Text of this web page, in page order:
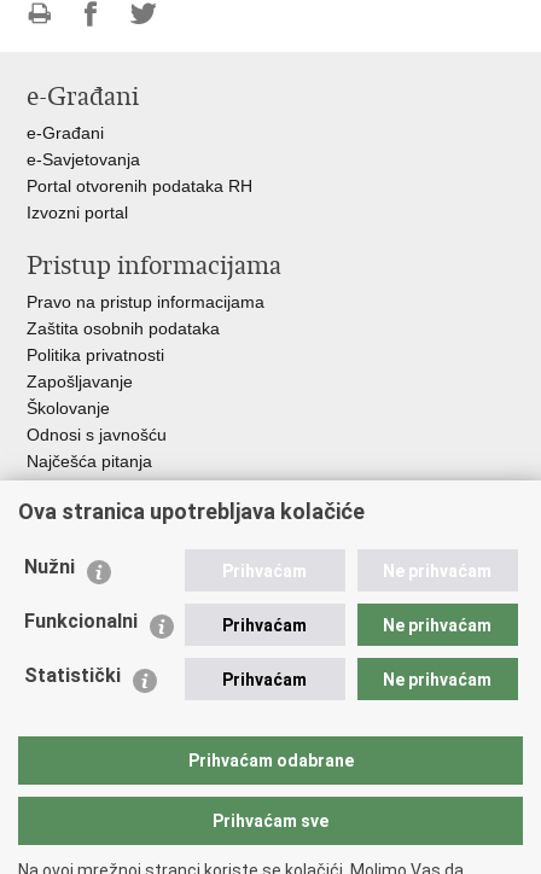
FacebookuTwitteru
e-Građani
e-Građani
e-Savjetovanja
Portal otvorenih podataka RH
Izvozni portal
Pristup informacijama
Pravo na pristup informacijama
Zaštita osobnih podataka
Politika privatnosti
Zapošljavanje
Školovanje
Odnosi s javnošću
Najčešća pitanja
Važne poveznice
EMN Nacionalna kontaktna točka za Republiku Hrvatsku
Policijska akademija
Zaklada policijske solidarnosti
Sindikati
Ova stranica upotrebljava kolačiće
Nužni Prihvaćam Ne prihvaćam
Funkcionalni Prihvaćam Ne prihvaćam
Statistički Prihvaćam Ne prihvaćam
Prihvaćam odabrane
Prihvaćam sve